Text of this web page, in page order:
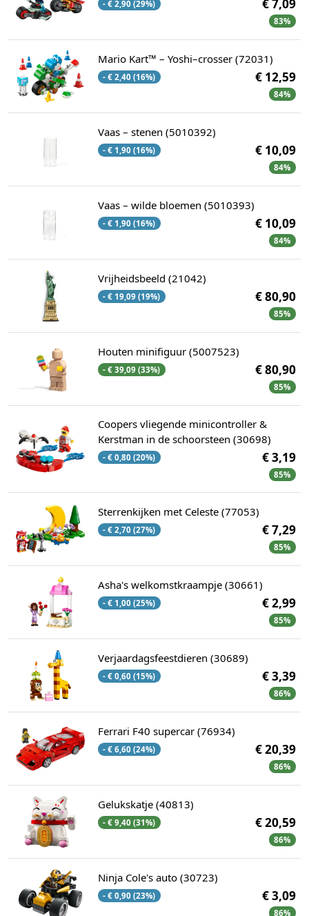
- € 2,90 (29%) € 7,09
83%
Mario Kart™ – Yoshi–crosser (72031)
- € 2,40 (16%) € 12,59
84%
Vaas – stenen (5010392)
- € 1,90 (16%) € 10,09
84%
Vaas – wilde bloemen (5010393)
- € 1,90 (16%) € 10,09
84%
Vrijheidsbeeld (21042)
- € 19,09 (19%) € 80,90
85%
Houten minifiguur (5007523)
- € 39,09 (33%) € 80,90
85%
Coopers vliegende minicontroller &
Kerstman in de schoorsteen (30698)
- € 0,80 (20%) € 3,19
85%
Sterrenkijken met Celeste (77053)
- € 2,70 (27%) € 7,29
85%
Asha's welkomstkraampje (30661)
- € 1,00 (25%) € 2,99
85%
Verjaardagsfeestdieren (30689)
- € 0,60 (15%) € 3,39
86%
Ferrari F40 supercar (76934)
- € 6,60 (24%) € 20,39
86%
Gelukskatje (40813)
- € 9,40 (31%) € 20,59
86%
Ninja Cole's auto (30723)
- € 0,90 (23%) € 3,09
86%